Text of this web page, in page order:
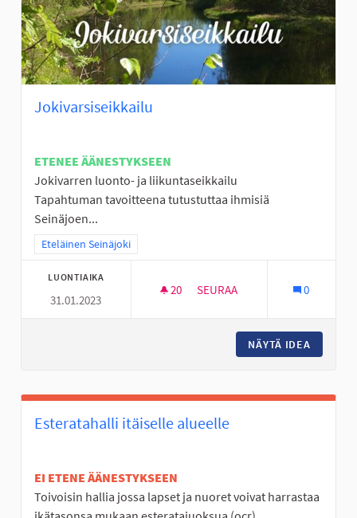
Jokivarsiseikkailu
ETENEE ÄÄNESTYKSEEN
Jokivarren luonto- ja liikuntaseikkailu
Tapahtuman tavoitteena tutustuttaa ihmisiä
Seinäjoen...
Rajaa tulokset teeman mukaan: Eteläinen Seinäjoki
Eteläinen Seinäjoki
LUONTIAIKA
31.01.2023
20 20 SEURAAJAA
SEURAA 0
NÄYTÄ IDEA
Esteratahalli itäiselle alueelle
EI ETENE ÄÄNESTYKSEEN
Toivoisin hallia jossa lapset ja nuoret voivat harrastaa